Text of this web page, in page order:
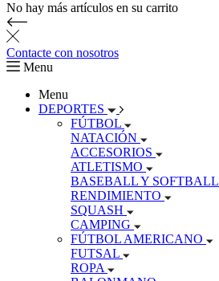
No hay más artículos en su carrito
Contacte con nosotros
Menu
Menu
DEPORTES
FÚTBOL
NATACIÓN
ACCESORIOS
ATLETISMO
BASEBALL Y SOFTBALL
RENDIMIENTO
SQUASH
CAMPING
FÚTBOL AMERICANO
FUTSAL
ROPA